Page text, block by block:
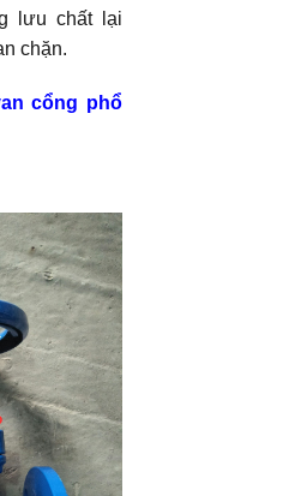
lưu chất lại
chặn.
cổng phổ